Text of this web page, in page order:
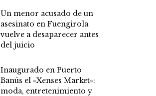
Un menor acusado de un
asesinato en Fuengirola
vuelve a desaparecer antes
del juicio
Inaugurado en Puerto
Banús el «Xenses Market»:
moda, entretenimiento y